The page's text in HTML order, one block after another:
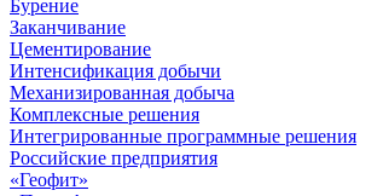
Бурение
Заканчивание
Цементирование
Интенсификация добычи
Механизированная добыча
Комплексные решения
Интегрированные программные решения
Российские предприятия
«Геофит»